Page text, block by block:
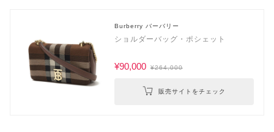
Burberry バーバリー
ショルダーバッグ・ポシェット
¥90,000 ¥264,000
販売サイトをチェック